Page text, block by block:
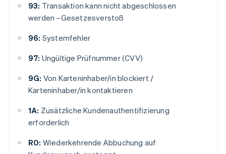
93: Transaktion kann nicht abgeschlossen
werden –Gesetzesverstoß
96: Systemfehler
97: Ungültige Prüfnummer (CVV)
9G: Von Karteninhaber/in blockiert /
Karteninhaber/in kontaktieren
1A: Zusätzliche Kundenauthentifizierung
erforderlich
R0: Wiederkehrende Abbuchung auf